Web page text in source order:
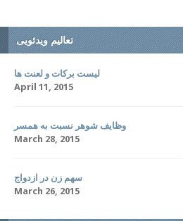
تعالیم ویدئویی
لیست برکات و لعنت ها
April 11, 2015
وظایف شوهر نسبت به همسر
March 28, 2015
سهم زن در ازدواج
March 26, 2015